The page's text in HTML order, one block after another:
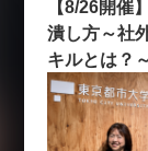
【8/26開催
潰し方～社
キルとは？